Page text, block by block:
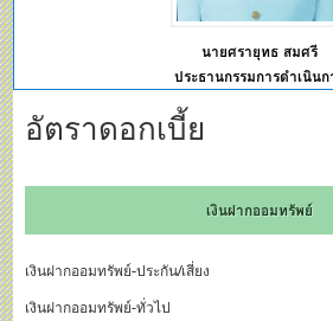
นายศรายุทธ สมศรี
ประธานกรรมการดำเนินก
อัตราดอกเบี้ย
เงินฝากออมทรัพย์
เงินฝากออมทรัพย์-ประกัน/เสี่ยง
เงินฝากออมทรัพย์-ทั่วไป